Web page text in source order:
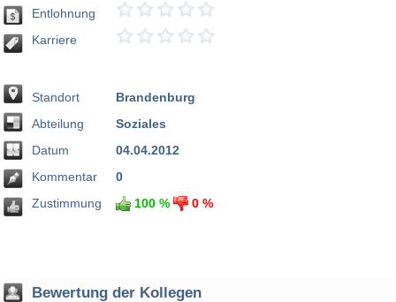
Entlohnung
Karriere
Standort
Abteilung
Datum
Kommentar
Zustimmung
Brandenburg
Soziales
04.04.2012
0
100 %
0 %
Bewertung der Kollegen